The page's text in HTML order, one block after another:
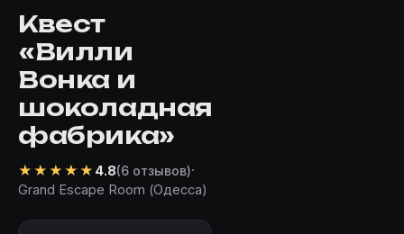
Квест
«Вилли
Вонка и
шоколадная
фабрика»
★ ★ ★ ★ ★ 4.8(6 отзывов)·
Grand Escape Room (Одесса)